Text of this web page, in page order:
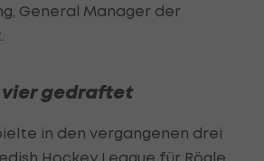
General Manager der
vier gedraftet
in den vergangenen drei
Hockey League für Rögle